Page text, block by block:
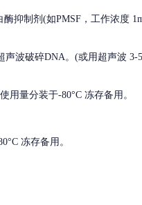
抑制剂(如PMSF，工作浓度
波破碎DNA。(或用超声波 3-
用量分装于-80°C 冻存备用。
冻存备用。